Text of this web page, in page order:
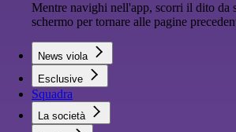
Mentre navighi nell'app, scorri il dito da
schermo per tornare alle pagine
News viola
Esclusive
Squadra
La società